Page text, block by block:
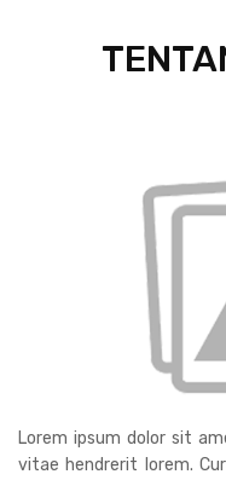
Lorem ipsum dolor sit
vitae hendrerit lorem.